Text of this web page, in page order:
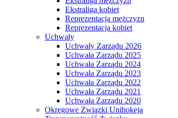
Ekstraliga kobiet
Reprezentacja mężczyzn
Reprezentacja kobiet
Uchwały
Uchwały Zarządu 2026
Uchwała Zarządu 2025
Uchwała Zarządu 2024
Uchwała Zarządu 2023
Uchwała Zarządu 2022
Uchwała Zarządu 2021
Uchwała Zarządu 2020
Okręgowe Związki Unihokeja